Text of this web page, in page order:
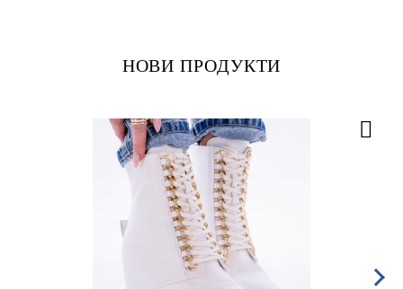
НОВИ ПРОДУКТИ